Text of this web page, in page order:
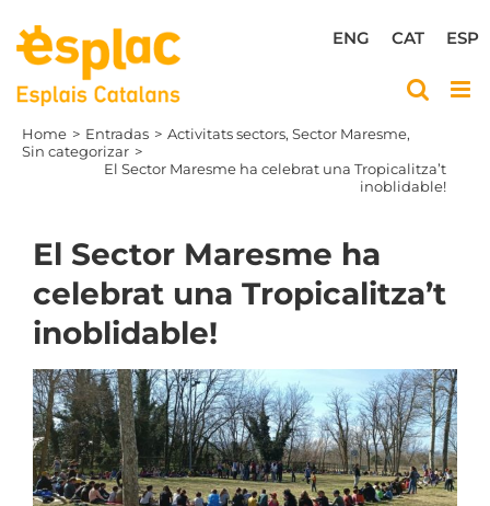
content
ESP
CAT
ENG
Home Entradas Activitats sectors Sector Maresme
Sin categorizar
El Sector Maresme ha celebrat una Tropicalitza’t
inoblidable!
El Sector Maresme ha
celebrat una Tropicalitza’t
inoblidable!
View
Larger
Image